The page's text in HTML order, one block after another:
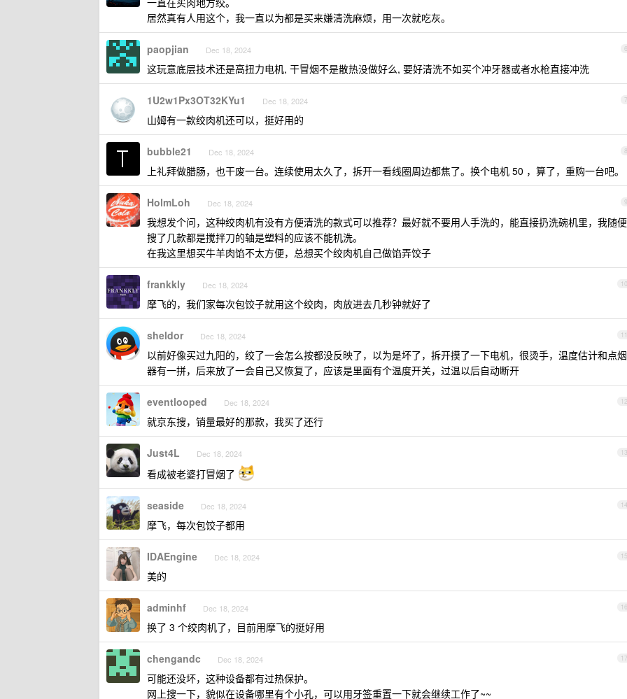
居然真有人用这个，我一直以为都是买来嫌清洗麻烦，用一次就吃灰。
6
paopjian Dec 18, 2024
这玩意底层技术还是高扭力电机, 干冒烟不是散热没做好么, 要好清洗不如买个冲牙器或者水枪直接冲洗
7
1U2w1Px3OT32KYu1 Dec 18, 2024
山姆有一款绞肉机还可以，挺好用的
8
bubble21 Dec 18, 2024
上礼拜做腊肠，也干废一台。连续使用太久了，拆开一看线圈周边都焦了。换个电机 50 ，算了，重购一台吧。
9
HolmLoh Dec 18, 2024
我想发个问，这种绞肉机有没有方便清洗的款式可以推荐？最好就不要用人手洗的，能直接扔洗碗机里，我随便
搜了几款都是搅拌刀的轴是塑料的应该不能机洗。
在我这里想买牛羊肉馅不太方便，总想买个绞肉机自己做馅弄饺子
10
frankkly Dec 18, 2024
摩飞的，我们家每次包饺子就用这个绞肉，肉放进去几秒钟就好了
11
sheldor Dec 18, 2024
以前好像买过九阳的，绞了一会怎么按都没反映了，以为是坏了，拆开摸了一下电机，很烫手，温度估计和点烟
器有一拼，后来放了一会自己又恢复了，应该是里面有个温度开关，过温以后自动断开
12
eventlooped Dec 18, 2024
就京东搜，销量最好的那款，我买了还行
13
Just4L Dec 18, 2024
看成被老婆打冒烟了
14
seaside Dec 18, 2024
摩飞，每次包饺子都用
15
IDAEngine Dec 18, 2024
美的
16
adminhf Dec 18, 2024
换了 3 个绞肉机了，目前用摩飞的挺好用
17
chengandc Dec 18, 2024
可能还没坏，这种设备都有过热保护。
网上搜一下，貌似在设备哪里有个小孔，可以用牙签重置一下就会继续工作了~~